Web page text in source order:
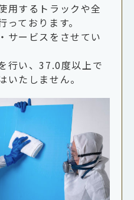
用するトラックや全
ております。
サービスをさせてい
行い、37.0度以上で
いたしません。